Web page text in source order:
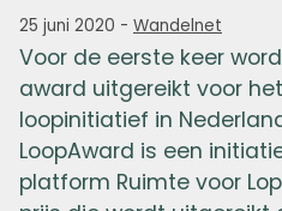
25 juni 2020 - Wandelnet
Voor de eerste keer
award uitgereikt voor
loopinitiatief in
LoopAward is een
platform Ruimte voor